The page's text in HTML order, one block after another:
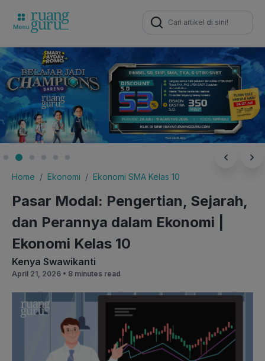
Search
for:
Home Ekonomi Ekonomi SMA Kelas 10
Pasar Modal: Pengertian, Sejarah,
dan Perannya dalam Ekonomi |
Ekonomi Kelas 10
Kenya Swawikanti
April 21, 2026 • 8 minutes read